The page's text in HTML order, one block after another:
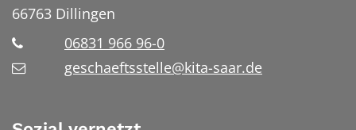
66763 Dillingen
06831 966 96-0
geschaeftsstelle@kita-saar.de